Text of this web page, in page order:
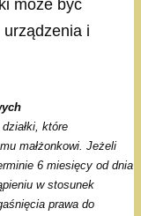
może być
i
które
małżonkowi. Jeżeli
6 miesięcy od dnia
w stosunek
prawa do